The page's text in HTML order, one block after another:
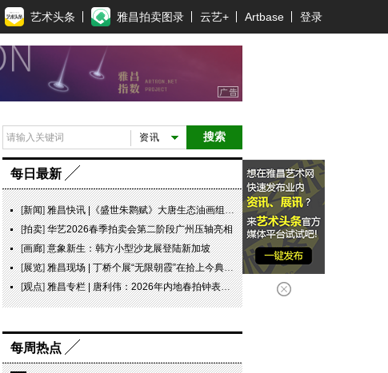
艺术头条 雅昌拍卖图录 云艺+ Artbase 登录
搜索
资讯
每日最新
[新闻]雅昌快讯 |《盛世朱鹮赋》大唐生态油画组画即将启动AI创新短剧创作（含视频）
[拍卖]华艺2026春季拍卖会第二阶段广州压轴亮相
[画廊]意象新生：韩方小型沙龙展登陆新加坡
[展览]雅昌现场 | 丁桥个展“无限朝霞”在拾上今典艺术中心开幕
[观点]雅昌专栏 | 唐利伟：2026年内地春拍钟表市场观察 赛道重构、圈层分化与收藏逻辑迭代
每周热点